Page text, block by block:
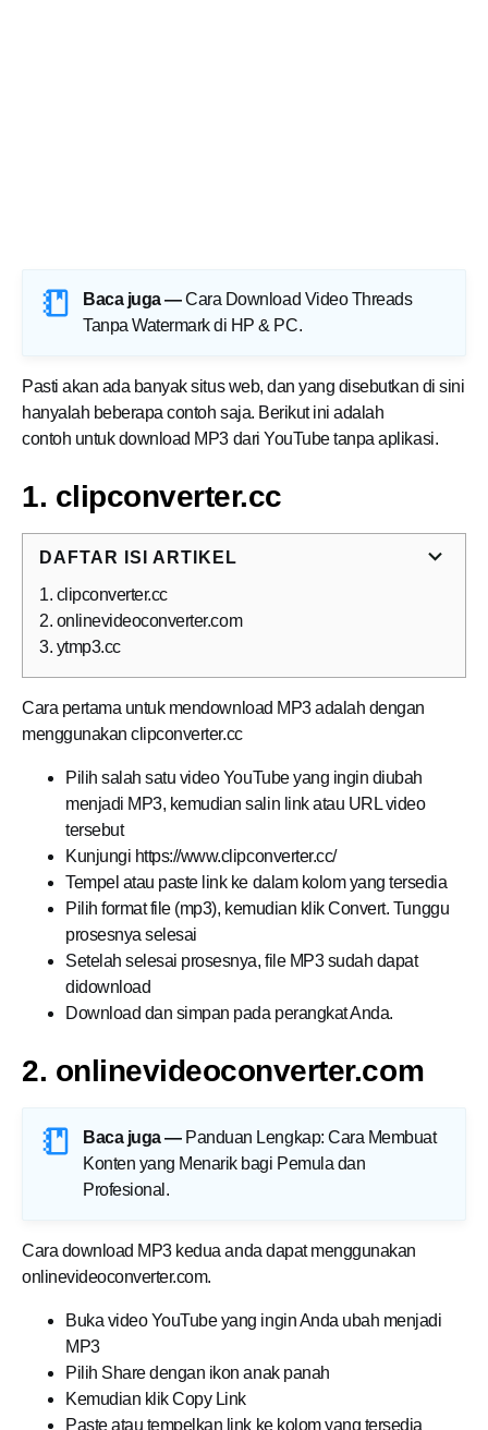
Baca juga — Cara Download Video Threads
Tanpa Watermark di HP & PC.
Pasti akan ada banyak situs web, dan yang disebutkan di sini
hanyalah beberapa contoh saja. Berikut ini adalah
contoh untuk download MP3 dari YouTube tanpa aplikasi.
1. clipconverter.cc
DAFTAR ISI ARTIKEL
1. clipconverter.cc
2. onlinevideoconverter.com
3. ytmp3.cc
Cara pertama untuk mendownload MP3 adalah dengan
menggunakan clipconverter.cc
Pilih salah satu video YouTube yang ingin diubah
menjadi MP3, kemudian salin link atau URL video
tersebut
Kunjungi https://www.clipconverter.cc/
Tempel atau paste link ke dalam kolom yang tersedia
Pilih format file (mp3), kemudian klik Convert. Tunggu
prosesnya selesai
Setelah selesai prosesnya, file MP3 sudah dapat
didownload
Download dan simpan pada perangkat Anda.
2. onlinevideoconverter.com
Baca juga — Panduan Lengkap: Cara Membuat
Konten yang Menarik bagi Pemula dan
Profesional .
Cara download MP3 kedua anda dapat menggunakan
onlinevideoconverter.com.
Buka video YouTube yang ingin Anda ubah menjadi
MP3
Pilih Share dengan ikon anak panah
Kemudian klik Copy Link
Paste atau tempelkan link ke kolom yang tersedia